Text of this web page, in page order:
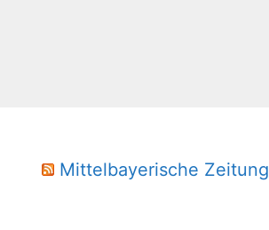
Mittelbayerische